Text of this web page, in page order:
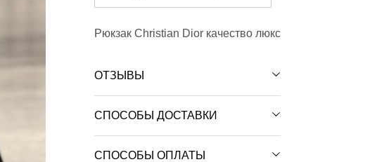
Рюкзак Christian Dior качество люкс
ОТЗЫВЫ
СПОСОБЫ ДОСТАВКИ
СПОСОБЫ ОПЛАТЫ